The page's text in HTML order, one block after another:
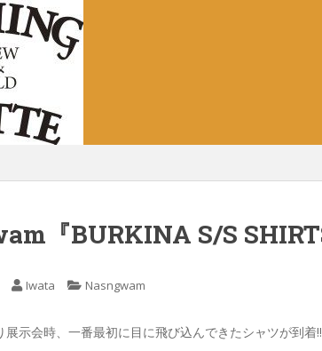
『BURKINA S/S
Iwata Nasngwam
展示会時、一番最初に目に飛び込んできたシャツが到着